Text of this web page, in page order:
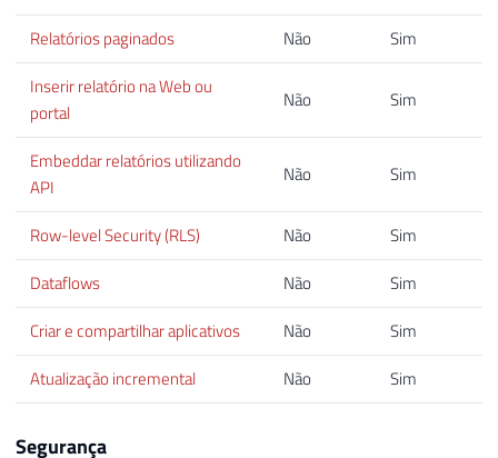
Relatórios paginados Não
Sim
Inserir relatório na Web ou
portal
Não Sim
Embeddar relatórios utilizando
API
Não Sim
Row-level Security (RLS) Não
Sim
Dataflows
Não
Sim
Criar e compartilhar aplicativos
Não
Sim
Atualização incremental
Não Sim
Segurança